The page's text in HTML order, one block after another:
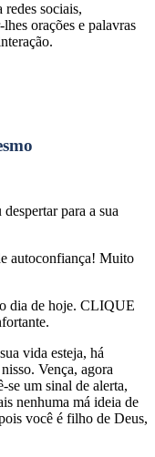
sociais,
orações e palavras
para a sua
autoconfiança! Muito
dia de hoje. CLIQUE
vida esteja, há
Vença, agora
um sinal de alerta,
nenhuma má ideia de
você é filho de Deus,